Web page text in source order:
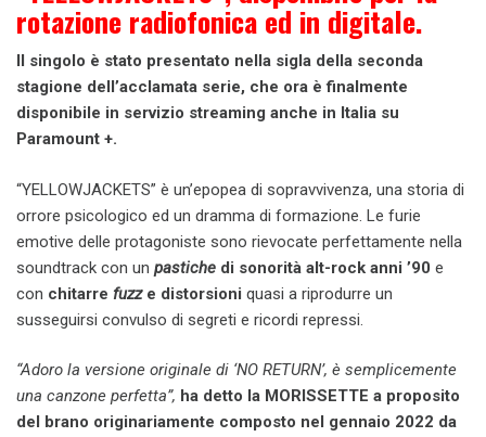
rotazione radiofonica ed in digitale.
Il singolo è stato presentato nella sigla della seconda
stagione dell’acclamata serie, che ora è finalmente
disponibile in servizio streaming anche in Italia su
Paramount +.
“YELLOWJACKETS” è un’epopea di sopravvivenza, una storia di
orrore psicologico ed un dramma di formazione. Le furie
emotive delle protagoniste sono rievocate perfettamente nella
soundtrack con un pastiche di sonorità alt-rock anni ’90 e
con chitarre fuzze distorsioni quasi a riprodurre un
susseguirsi convulso di segreti e ricordi repressi.
“Adoro la versione originale di ‘NO RETURN’, è semplicemente
una canzone perfetta”, ha detto la MORISSETTE a proposito
del brano originariamente composto nel gennaio 2022 da